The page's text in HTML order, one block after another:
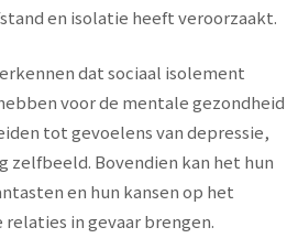
en isolatie heeft veroorzaakt.
dat sociaal isolement
voor de mentale gezondheid
tot gevoelens van depressie,
zelfbeeld. Bovendien kan het hun
en hun kansen op het
in gevaar brengen.